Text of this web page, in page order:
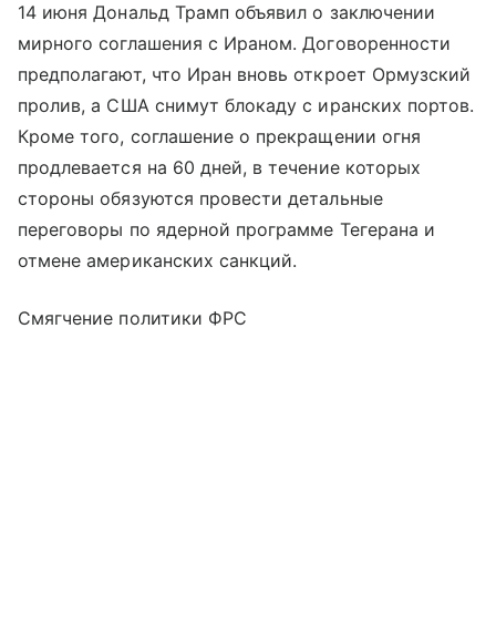
14 июня Дональд Трамп объявил о заключении
мирного соглашения с Ираном. Договоренности
предполагают, что Иран вновь откроет Ормузский
пролив, а США снимут блокаду с иранских портов.
Кроме того, соглашение о прекращении огня
продлевается на 60 дней, в течение которых
стороны обязуются провести детальные
переговоры по ядерной программе Тегерана и
отмене американских санкций.
Смягчение политики ФРС